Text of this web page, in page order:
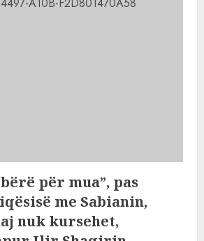
bërë për mua”, pas
me Sabianin,
nuk kursehet,